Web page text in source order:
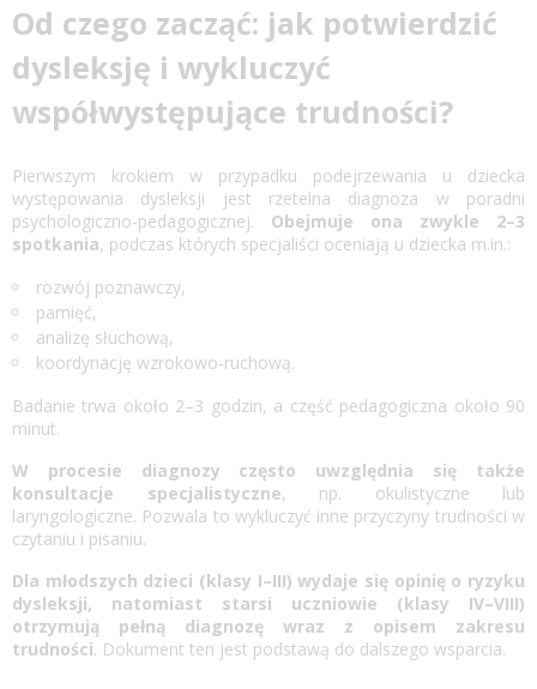
Od czego zacząć: jak potwierdzić
dysleksję i wykluczyć
współwystępujące trudności?
Pierwszym krokiem w przypadku podejrzewania u dziecka
występowania dysleksji jest rzetelna diagnoza w poradni
psychologiczno-pedagogicznej. Obejmuje ona zwykle 2–3
spotkania, podczas których specjaliści oceniają u dziecka m.in.:
rozwój poznawczy,
pamięć,
analizę słuchową,
koordynację wzrokowo-ruchową.
Badanie trwa około 2–3 godzin, a część pedagogiczna około 90
minut.
W procesie diagnozy często uwzględnia się także
konsultacje specjalistyczne, np. okulistyczne lub
laryngologiczne. Pozwala to wykluczyć inne przyczyny trudności w
czytaniu i pisaniu.
Dla młodszych dzieci (klasy I–III) wydaje się opinię o ryzyku
dysleksji, natomiast starsi uczniowie (klasy IV–VIII)
otrzymują pełną diagnozę wraz z opisem zakresu
trudności. Dokument ten jest podstawą do dalszego wsparcia.